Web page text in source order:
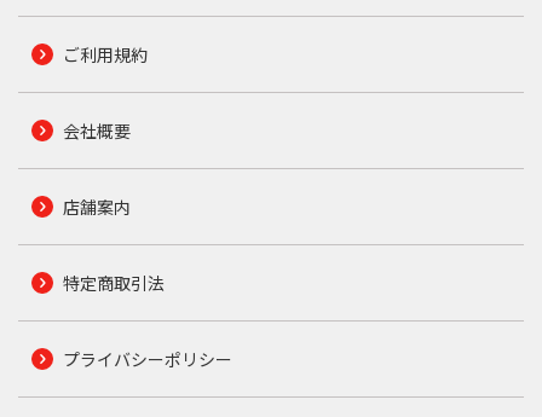
ご利用規約
会社概要
店舗案内
特定商取引法
プライバシーポリシー